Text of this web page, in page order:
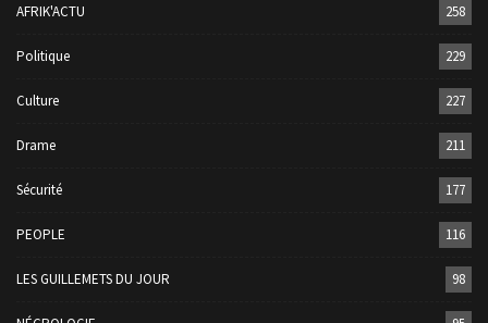
AFRIK'ACTU 258
Politique 229
Culture 227
Drame 211
Sécurité 177
PEOPLE 116
LES GUILLEMETS DU JOUR 98